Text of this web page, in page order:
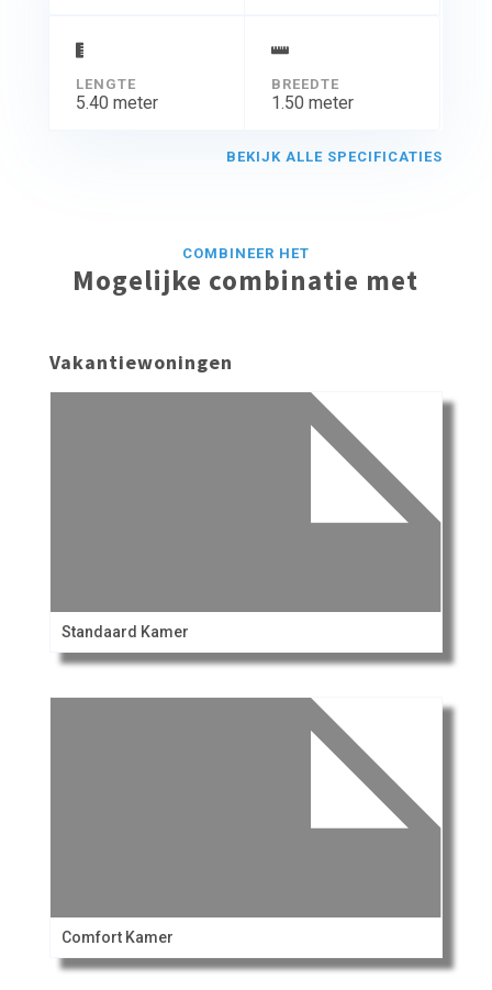
LENGTE
5.40 meter
BREEDTE
1.50 meter
BEKIJK ALLE SPECIFICATIES
COMBINEER HET
Mogelijke combinatie met
Vakantiewoningen
Standaard Kamer
Comfort Kamer